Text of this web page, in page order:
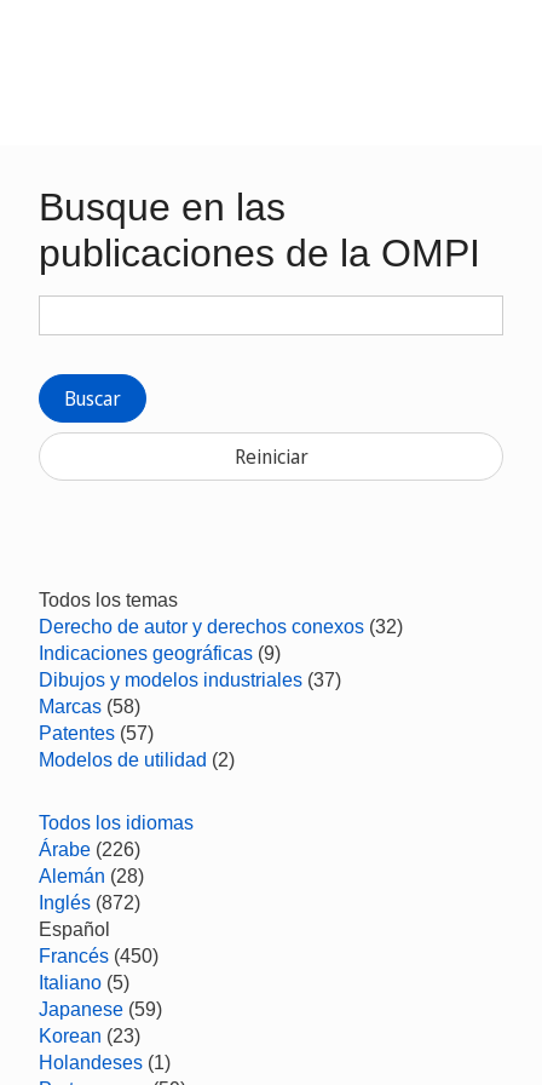
Busque en las
publicaciones de la OMPI
Buscar
Reiniciar
Todos los temas
Derecho de autor y derechos conexos (32)
Indicaciones geográficas (9)
Dibujos y modelos industriales (37)
Marcas (58)
Patentes (57)
Modelos de utilidad (2)
Todos los idiomas
Árabe (226)
Alemán (28)
Inglés (872)
Español
Francés (450)
Italiano (5)
Japanese (59)
Korean (23)
Holandeses (1)